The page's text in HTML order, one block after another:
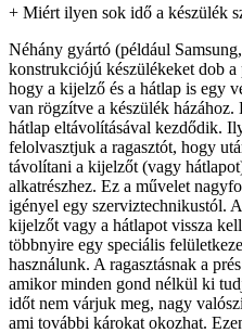
+ Miért ilyen sok idő a készülék
Néhány gyártó (például
konstrukciójú készülékeket dob
hogy a kijelző és a hátlap is egy
van rögzítve a készülék
hátlap eltávolításával kezdődik.
felolvasztjuk a ragasztót, hogy
távolítani a kijelzőt (vagy
alkatrészhez. Ez a művelet
igényel egy szerviztechnikustól.
kijelzőt vagy a hátlapot vissza
többnyire egy speciális
használunk. A ragasztásnak a
amikor minden gond nélkül ki
időt nem várjuk meg, nagy
ami további károkat okozhat.